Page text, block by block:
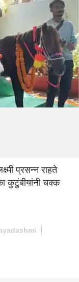
प्रसन्न राहते
कुटुंबीयांनी चक्क